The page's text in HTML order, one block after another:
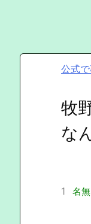
公式
牧
な
1 名